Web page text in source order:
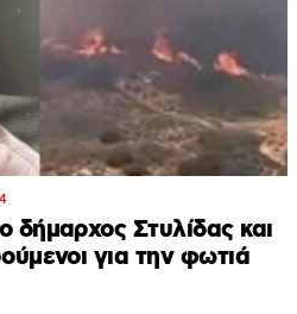
δήμαρχος Στυλίδας και
για την φωτιά